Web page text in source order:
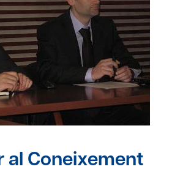
al Coneixement